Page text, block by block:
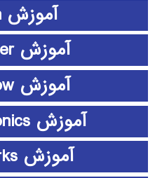
آموزش python
آموزش rapidminer
آموزش ShowFlow
آموزش SimElectronics
آموزش SolidWorks